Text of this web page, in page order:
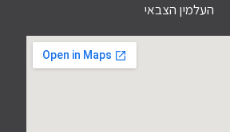
העלמין הצבאי